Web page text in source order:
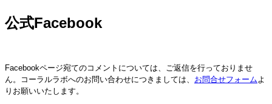
公式Facebook
Facebookページ宛てのコメントについては、ご返信を行っておりませ
ん。コーラルラボへのお問い合わせにつきましては、 お問合せフォーム よ
りお願いいたします。